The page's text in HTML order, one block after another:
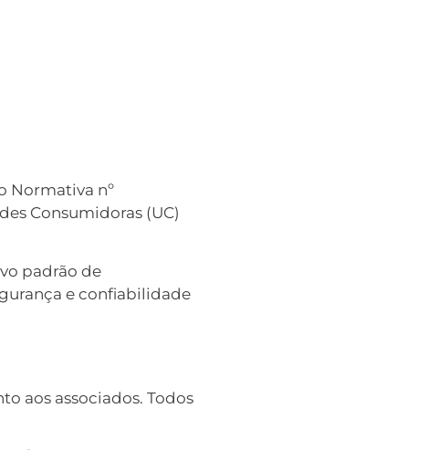
Normativa nº
Consumidoras (UC)
padrão de
e confiabilidade
aos associados. Todos